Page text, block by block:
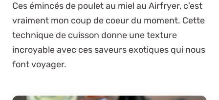
Ces émincés de poulet au miel au Airfryer, c’est
vraiment mon coup de coeur du moment. Cette
technique de cuisson donne une texture
incroyable avec ces saveurs exotiques qui nous
font voyager.